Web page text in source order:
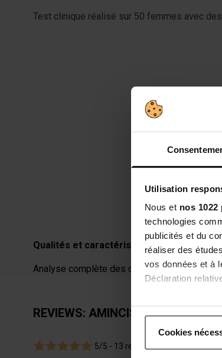
Utilisation
Nous et nos
technologies
publicités et du
réaliser des
vos données et à
Déclaration
Si vous le
Identifier
digitales).
Cookies
Test clinique réalisé sur 50 femmes avec
Lisse la peau
Qualités et caractéristiques
Analyse complète des qualités et
REVIEWS: AMINCISSANT 7 NUITS
5/5 - 13 reviews